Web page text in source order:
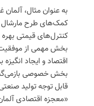
به عنوان مثال، آلمان
کمک‌های طرح مارشال
کنترل‌های قیمتی
بخش مهمی از موفقیت
اقتصاد و ایجاد
بخش خصوصی
قابل توجه تولید
«معجزه اقتصادی